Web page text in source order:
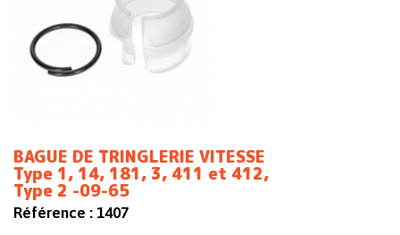
BAGUE DE TRINGLERIE VITESSE
Type 1, 14, 181, 3, 411 et 412,
Type 2 -09-65
Référence : 1407